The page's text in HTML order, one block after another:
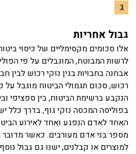
ג
גבול אחריות
אלו סכומים מקסימליים של כיסוי
לרשות המבוטח, המוגבלים על פי
אבחנה בחבויות בגין נזקי רכוש לבין
רכוש, סכום תגמולי הביטוח מוגבל על
הנקבע ברשימת הביטוח, בין ספציפי
בפוליסה המכסה נזקי גוף, בדרך כלל
האחד לאדם הנפגע ואחד לאירוע
מספר בני אדם מעורבים. כאשר מדובר
למוצרים או קבלנים, ישנו גם גבול